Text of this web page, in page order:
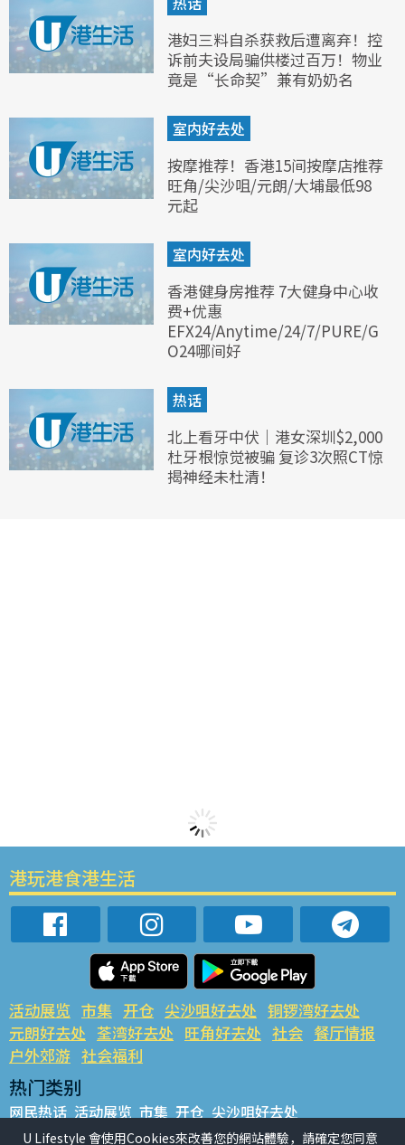
港妇三料自杀获救后遭离弃！控
诉前夫设局骗供楼过百万！物业
竟是“长命契”兼有奶奶名
室内好去处
按摩推荐！香港15间按摩店推荐
旺角/尖沙咀/元朗/大埔最低98
元起
室内好去处
香港健身房推荐 7大健身中心收
费+优惠
EFX24/Anytime/24/7/PURE/G
O24哪间好
热话
北上看牙中伏｜港女深圳$2,000
杜牙根惊觉被骗 复诊3次照CT惊
揭神经未杜清！
港玩港食港生活
活动展览 市集 开仓 尖沙咀好去处 铜锣湾好去处
元朗好去处 荃湾好去处 旺角好去处 社会 餐厅情报
户外郊游 社会福利
热门类别
网民热话 活动展览 市集 开仓 尖沙咀好去处
铜锣湾好去处 元朗好去处 荃湾好去处 旺角好去处 社会
U Lifestyle 會使用Cookies來改善您的網站體驗，請確定您同意